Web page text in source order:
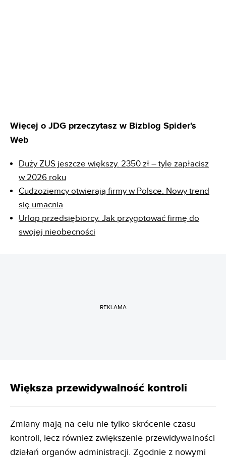
Więcej o JDG przeczytasz w Bizblog Spider's
Web
Duży ZUS jeszcze większy. 2350 zł – tyle zapłacisz
w 2026 roku
Cudzoziemcy otwierają firmy w Polsce. Nowy trend
się umacnia
Urlop przedsiębiorcy. Jak przygotować firmę do
swojej nieobecności
REKLAMA
Większa przewidywalność kontroli
Zmiany mają na celu nie tylko skrócenie czasu
kontroli, lecz również zwiększenie przewidywalności
działań organów administracji. Zgodnie z nowymi